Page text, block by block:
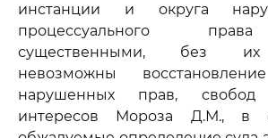
инстанции и округа
процессуального
существенными, без их
невозможны
нарушенных прав,
интересов Мороза Д.М., в